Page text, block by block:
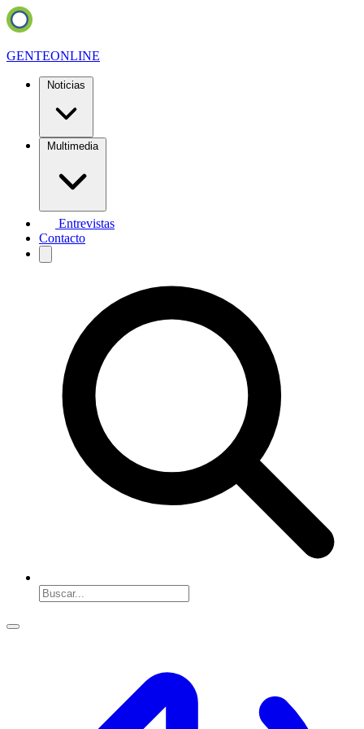
GENTEONLINE
Noticias
Multimedia
Entrevistas
Contacto